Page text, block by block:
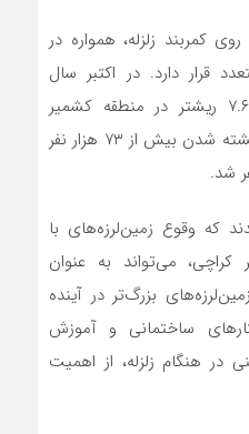
کمربند زلزله، همواره در
قرار دارد. در اکتبر سال
۲۰۰۵، زمین‌لرزه‌ای به بزرگی ۷.۶ ریشتر در منطقه کشمیر
پاکستان رخ داد که منجر به کشته شدن بیش از ۷۳ هزار نفر
شد.
که وقوع زمین‌لرزه‌های با
کراچی، می‌تواند به عنوان
بزرگ‌تر در آینده
ساختمانی و آموزش
در هنگام زلزله، از اهمیت